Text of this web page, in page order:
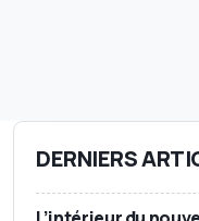
DERNIERS